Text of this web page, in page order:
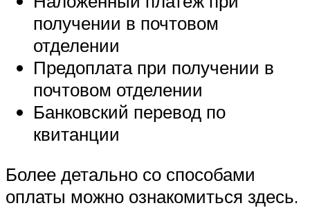
получении в почтовом
отделении
Предоплата при получении в
почтовом отделении
Банковский перевод по
квитанции
Более детально со способами
оплаты можно ознакомиться здесь.